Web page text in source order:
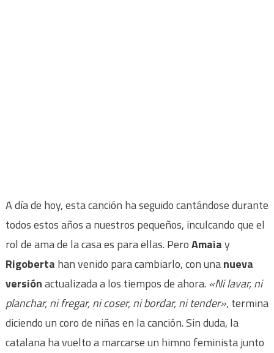
A día de hoy, esta canción ha seguido cantándose durante
todos estos años a nuestros pequeños, inculcando que el
rol de ama de la casa es para ellas. PeroAmaiay
Rigoberta han venido para cambiarlo, con unanueva
versiónactualizada a los tiempos de ahora. «Ni lavar, ni
planchar, ni fregar, ni coser, ni bordar, ni tender», termina
diciendo un coro de niñas en la canción. Sin duda, la
catalana ha vuelto a marcarse un himno feminista junto